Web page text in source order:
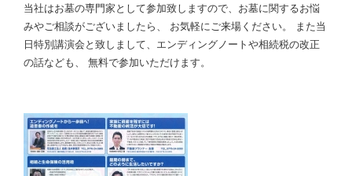
当社はお墓の専門家として参加致しますので、お墓に関するお悩
みやご相談がございましたら、 お気軽にご来場ください。 また当
日特別講演会と致しまして、エンディングノートや相続税の改正
の話なども、 無料で参加いただけます。